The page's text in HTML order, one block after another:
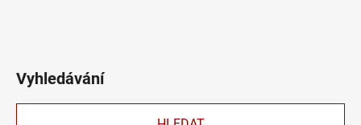
Vyhledávání